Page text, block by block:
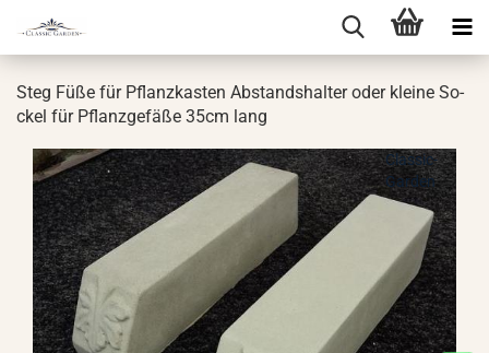
Steg Füße für Pflanz­kas­ten Ab­stands­hal­ter oder klei­ne So­
ckel für Pflanz­ge­fä­ße 35cm lang
Classic-
Garden